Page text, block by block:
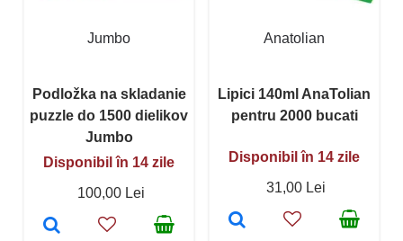
Jumbo
Podložka na skladanie
puzzle do 1500 dielikov
Jumbo
Disponibil în 14 zile
100,00 Lei
Anatolian
Lipici 140ml AnaTolian
pentru 2000 bucati
Disponibil în 14 zile
31,00 Lei